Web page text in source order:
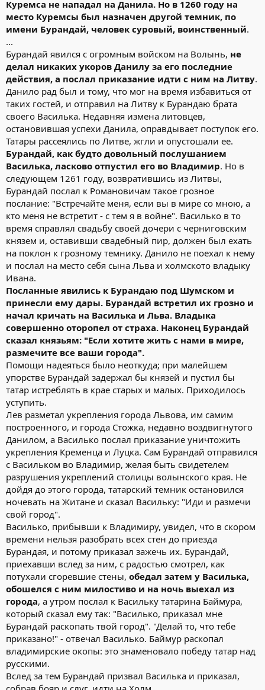
Куремса не нападал на Данила. Но в 1260 году на
место Куремсы был назначен другой темник, по
имени Бурандай, человек суровый, воинственный.
...
Бурандай явился с огромным войском на Волынь, не
делал никаких укоров Данилу за его последние
действия, а послал приказание идти с ним на Литву.
Данило рад был и тому, что мог на время избавиться от
таких гостей, и отправил на Литву к Бурандаю брата
своего Василька. Недавняя измена литовцев,
остановившая успехи Данила, оправдывает поступок его.
Татары рассеялись по Литве, жгли и опустошали ее.
Бурандай, как будто довольный послушанием
Василька, ласково отпустил его во Владимир. Но в
следующем 1261 году, возвратившись из Литвы,
Бурандай послал к Романовичам такое грозное
послание: "Встречайте меня, если вы в мире со мною, а
кто меня не встретит - с тем я в войне". Василько в то
время справлял свадьбу своей дочери с черниговским
князем и, оставивши свадебный пир, должен был ехать
на поклон к грозному темнику. Данило не поехал к нему
и послал на место себя сына Льва и холмското владыку
Ивана.
Посланные явились к Бурандаю под Шумском и
принесли ему дары. Бурандай встретил их грозно и
начал кричать на Василька и Льва. Владыка
совершенно оторопел от страха. Наконец Бурандай
сказал князьям: "Если хотите жить с нами в мире,
размечите все ваши города".
Помощи надеяться было неоткуда; при малейшем
упорстве Бурандай задержал бы князей и пустил бы
татар истреблять в крае старых и малых. Приходилось
уступить.
Лев разметал укрепления города Львова, им самим
построенного, и города Стожка, недавно воздвигнутого
Данилом, а Василько послал приказание уничтожить
укрепления Кременца и Луцка. Сам Бурандай отправился
с Васильком во Владимир, желая быть свидетелем
разрушения укреплений столицы волынского края. Не
дойдя до этого города, татарский темник остановился
ночевать на Житане и сказал Васильку: "Иди и размечи
свой город".
Василько, прибывши к Владимиру, увидел, что в скором
времени нельзя разобрать всех стен до приезда
Бурандая, и потому приказал зажечь их. Бурандай,
приехавши вслед за ним, с радостью смотрел, как
потухали сгоревшие стены, обедал затем у Василька,
обошелся с ним милостиво и на ночь выехал из
города, а утром послал к Васильку татарина Баймура,
который сказал ему так: "Василько, приказал мне
Бурандай раскопать твой город". "Делай то, что тебе
приказано!" - отвечал Василько. Баймур раскопал
владимирские окопы: это знаменовало победу татар над
русскими.
Вслед за тем Бурандай призвал Василька и приказал,